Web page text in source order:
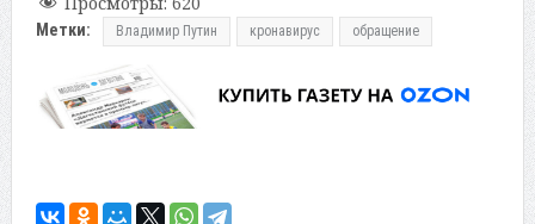
Метки: Владимир Путин кронавирус обращение